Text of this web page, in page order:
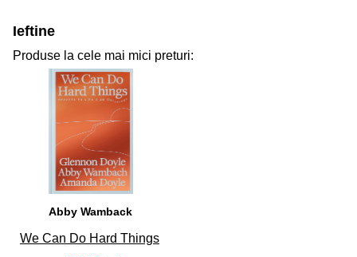
Ieftine
Produse la cele mai mici preturi:
31
Abby Wamback
We Can Do Hard Things